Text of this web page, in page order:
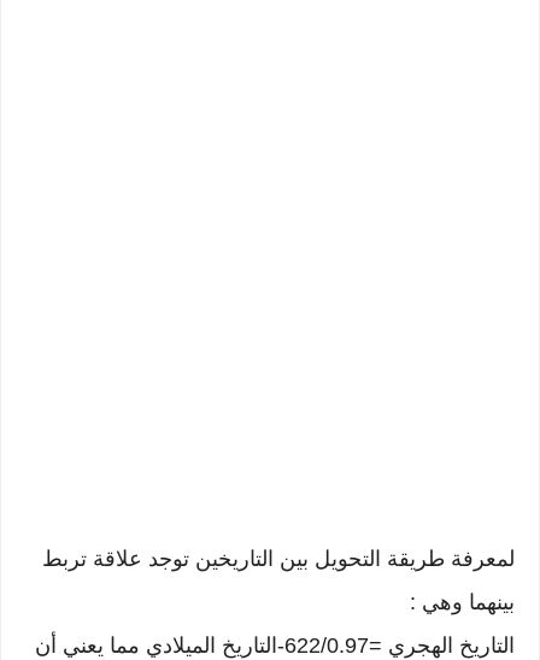
لمعرفة طريقة التحويل بين التاريخين توجد علاقة تربط
بينهما وهي :
التاريخ الهجري =622/0.97-التاريخ الميلادي مما يعني أن